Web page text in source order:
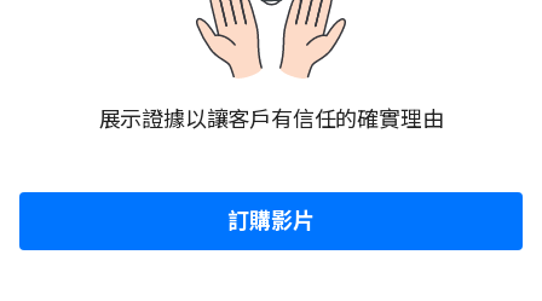
展示證據以讓客戶有信任的確實理由
訂購影片